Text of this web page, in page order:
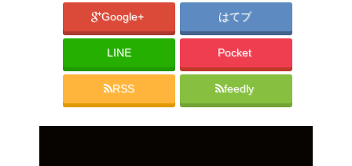
Google+ はてブ
LINE Pocket
RSS feedly